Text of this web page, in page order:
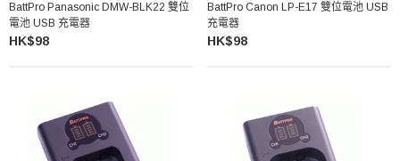
BattPro Panasonic DMW-BLK22 雙位
電池 USB 充電器
HK$98
BattPro Canon LP-E17 雙位電池 USB
充電器
HK$98